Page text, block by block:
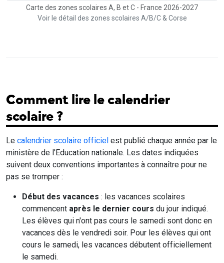
Carte des zones scolaires A, B et C - France 2026-2027
Voir le détail des zones scolaires A/B/C & Corse
Comment lire le calendrier
scolaire ?
Le calendrier scolaire officiel est publié chaque année par le
ministère de l'Education nationale. Les dates indiquées
suivent deux conventions importantes à connaître pour ne
pas se tromper :
Début des vacances : les vacances scolaires
commencent après le dernier cours du jour indiqué.
Les élèves qui n'ont pas cours le samedi sont donc en
vacances dès le vendredi soir. Pour les élèves qui ont
cours le samedi, les vacances débutent officiellement
le samedi.